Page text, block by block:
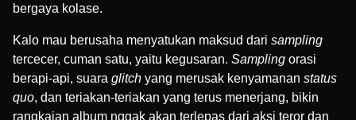
bergaya kolase.
Kalo mau berusaha menyatukan maksud dari sampling
tercecer, cuman satu, yaitu kegusaran. Sampling orasi
berapi-api, suara glitch yang merusak kenyamanan status
quo, dan teriakan-teriakan yang terus menerjang, bikin
rangkaian album nggak akan terlepas dari aksi teror dan